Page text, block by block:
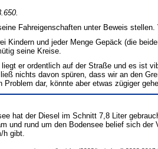
Fahreigenschaften unter Beweis
Kindern und jeder Menge Gepäck (die
seine Kreise.
er ordentlich auf der Straße und es ist
nichts davon spüren, dass wir an den
dar, könnte aber etwas zügiger
hat der Diesel im Schnitt 7,8 Liter
und rund um den Bodensee belief sich
h gibt.